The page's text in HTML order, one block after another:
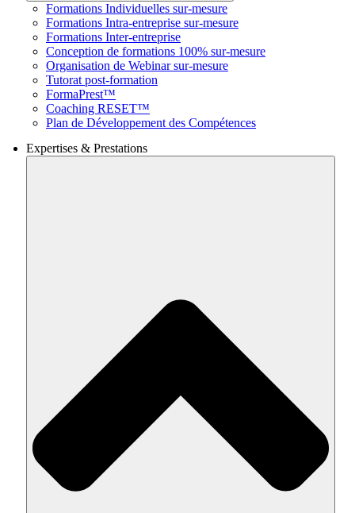
Formations Individuelles sur-mesure
Formations Intra-entreprise sur-mesure
Formations Inter-entreprise
Conception de formations 100% sur-mesure
Organisation de Webinar sur-mesure
Tutorat post-formation
FormaPrest™
Coaching RESET™
Plan de Développement des Compétences
Expertises & Prestations